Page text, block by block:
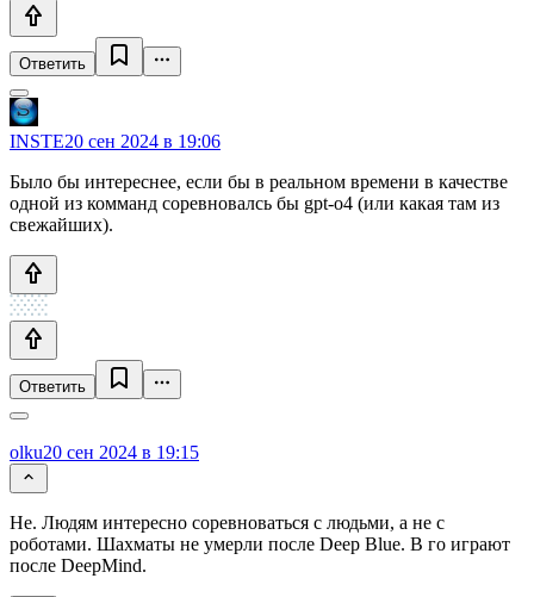
Ответить
INSTE20 сен 2024 в 19:06
Было бы интереснее, если бы в реальном времени в качестве
одной из комманд соревновалсь бы gpt-o4 (или какая там из
свежайших).
Ответить
olku20 сен 2024 в 19:15
Не. Людям интересно соревноваться с людьми, а не с
роботами. Шахматы не умерли после Deep Blue. В го играют
после DeepMind.